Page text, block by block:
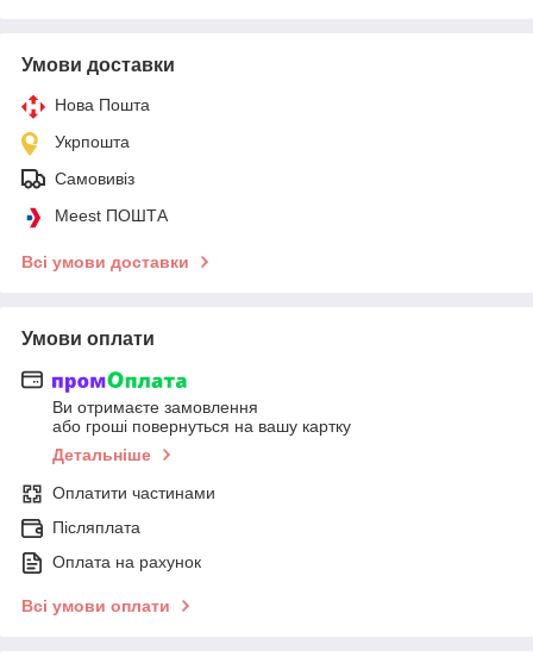
Умови доставки
Нова Пошта
Укрпошта
Самовивіз
Meest ПОШТА
Всі умови доставки
Умови оплати
Ви отримаєте замовлення
або гроші повернуться на вашу картку
Детальніше
Оплатити частинами
Післяплата
Оплата на рахунок
Всі умови оплати